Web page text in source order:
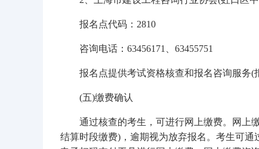
报名点代码：2810
咨询电话：63456171、63455751
报名点提供考试资格核查和报名咨询服务(报
(五)缴费确认
通过核查的考生，可进行网上缴费。网上缴
结算时段缴费)，逾期视为放弃报名。考生可